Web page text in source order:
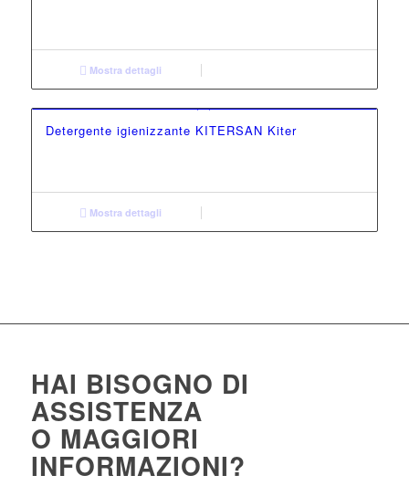
Mostra dettagli
Detergente igienizzante KITERSAN Kiter
Mostra dettagli
HAI BISOGNO DI
ASSISTENZA
O MAGGIORI
INFORMAZIONI?